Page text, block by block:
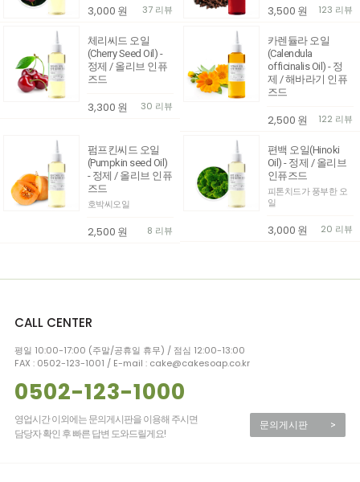
3,000 원 37 리뷰 3,500 원 123 리뷰
체리씨드 오일
(Cherry Seed Oil) -
정제 / 올리브 인퓨
즈드
3,300 원 30 리뷰
카렌듈라 오일
(Calendula
officinalis Oil) - 정
제 / 해바라기 인퓨
즈드
2,500 원 122 리뷰
펌프킨씨드 오일
(Pumpkin seed Oil)
- 정제 / 올리브 인퓨
즈드
호박씨오일
2,500 원 8 리뷰
편백 오일(Hinoki
Oil) - 정제 / 올리브
인퓨즈드
피톤치드가 풍부한 오
일
3,000 원 20 리뷰
CALL CENTER
평일 10:00-17:00 (주말/공휴일 휴무) / 점심 12:00-13:00
FAX : 0502-123-1001 / E-mail : cake@cakesoap.co.kr
0502-123-1000
영업시간 이외에는 문의게시판을 이용해 주시면
담당자 확인 후 빠른 답변 도와드릴게요!
문의게시판 >